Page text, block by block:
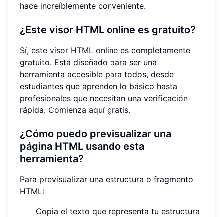
hace increíblemente conveniente.
¿Este visor HTML online es gratuito?
Sí, este visor HTML online es completamente
gratuito. Está diseñado para ser una
herramienta accesible para todos, desde
estudiantes que aprenden lo básico hasta
profesionales que necesitan una verificación
rápida. Comienza aquí gratis.
¿Cómo puedo previsualizar una
página HTML usando esta
herramienta?
Para previsualizar una estructura o fragmento
HTML:
Copia el texto que representa tu estructura